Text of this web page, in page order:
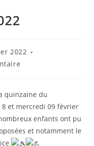
2022
quinzaine du
et mercredi 09 février
enfants ont pu
et notamment le